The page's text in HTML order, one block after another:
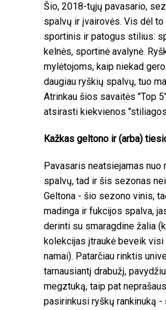
Šio, 2018-tųjų pavasario,
spalvų ir įvairovės. Vis dėl to
sportinis ir patogus stilius:
kelnės, sportinė avalynė.
mylėtojoms, kaip niekad
daugiau ryškių spalvų, tuo
Atrinkau šios savaitės "Top
atsirasti kiekvienos
Kažkas geltono ir (arba)
Pavasaris neatsiejamas nuo
spalvų, tad ir šis sezonas
Geltona - šio sezono vinis,
madinga ir fukcijos spalva,
derinti su smaragdine žalia
kolekcijas įtraukė beveik visi
namai). Patarčiau rinktis
tarnausiantį drabužį,
megztuką, taip pat
pasirinkusi ryškų rankinuką -